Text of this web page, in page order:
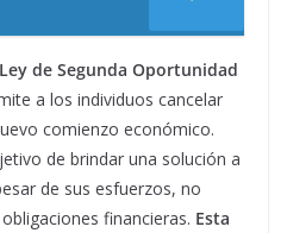
Ley de Segunda Oportunidad
a los individuos cancelar
comienzo económico.
de brindar una solución a
de sus esfuerzos, no
financieras. Esta